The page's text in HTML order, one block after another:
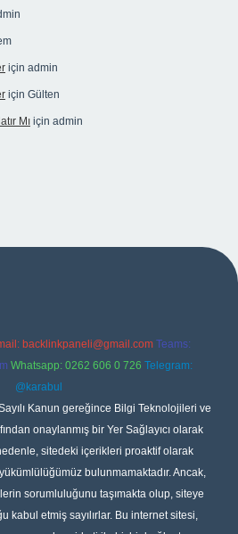
için admin
için Gülten
Mı için admin
backlinkpaneli@gmail.com Teams:
Whatsapp: 0262 606 0 726 Telegram:
@karabul
Kanun gereğince Bilgi Teknolojileri ve
onaylanmış bir Yer Sağlayıcı olarak
sitedeki içerikleri proaktif olarak
bulunmamaktadır. Ancak,
sorumluluğunu taşımakta olup, siteye
kabul etmiş sayılırlar. Bu internet sitesi,